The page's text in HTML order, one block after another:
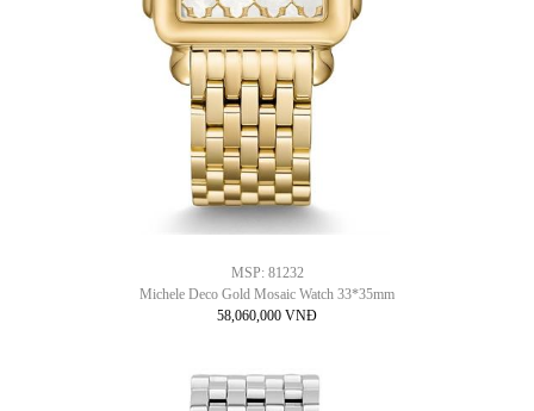
MSP: 81232
Michele Deco Gold Mosaic Watch 33*35mm
58,060,000 VNĐ